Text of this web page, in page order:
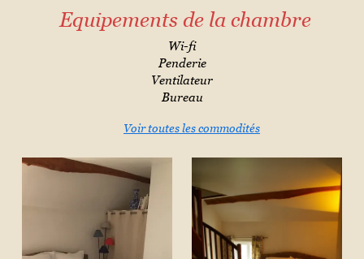
Equipements de la chambre
Wi-fi
Penderie
Ventilateur
Bureau
Voir toutes les commodités